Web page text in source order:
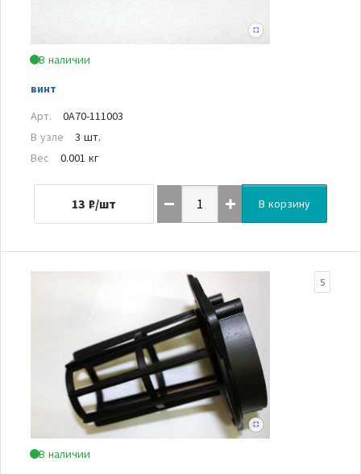
В наличии
винт
Арт.
0A70-111003
В узле
3 шт.
Вес
0.001 кг
13 ₽/шт В корзину
В наличии
5